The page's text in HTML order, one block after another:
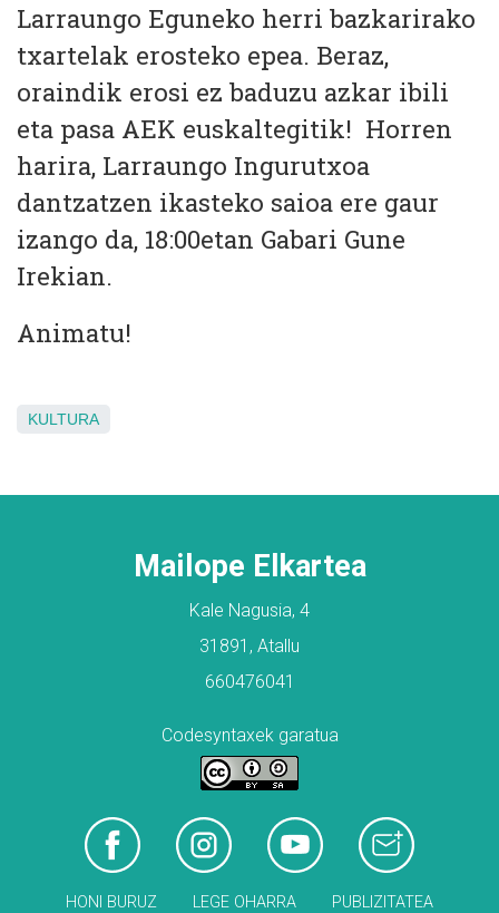
Larraungo Eguneko herri bazkarirako
txartelak erosteko epea. Beraz,
oraindik erosi ez baduzu azkar ibili
eta pasa AEK euskaltegitik! Horren
harira, Larraungo Ingurutxoa
dantzatzen ikasteko saioa ere gaur
izango da, 18:00etan Gabari Gune
Irekian.
Animatu!
KULTURA
Mailope Elkartea
Kale Nagusia, 4
31891, Atallu
660476041
Codesyntaxek garatua
HONI BURUZ LEGE OHARRA PUBLIZITATEA